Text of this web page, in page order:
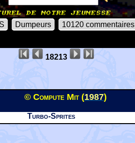
Dumpeurs 10120 commentaires
18213
© Compute Mit (1987)
Turbo-Sprites